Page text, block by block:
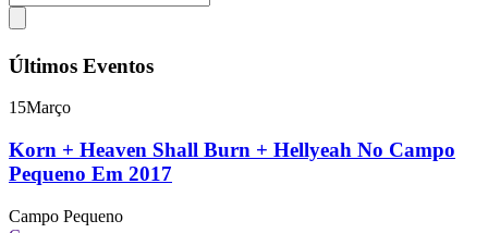
Últimos Eventos
15Março
Korn + Heaven Shall Burn + Hellyeah No Campo
Pequeno Em 2017
Campo Pequeno